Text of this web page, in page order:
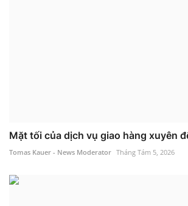
Mặt tối của dịch vụ giao hàng xuyên
Tomas Kauer - News Moderator Tháng Tám 5, 2026